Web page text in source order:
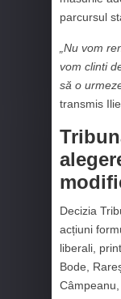
parcursul
„Nu vom
vom clinti
să o
transmis
Decizia
acțiuni
liberali,
Bode,
Câmpeanu,